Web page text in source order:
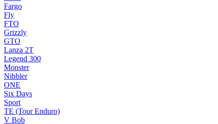
Fargo
Fly
FTO
Grizzly
GTO
Lanza 2T
Legend 300
Monster
Nibbler
ONE
Six Days
Sport
TE (Tour Enduro)
V Bob